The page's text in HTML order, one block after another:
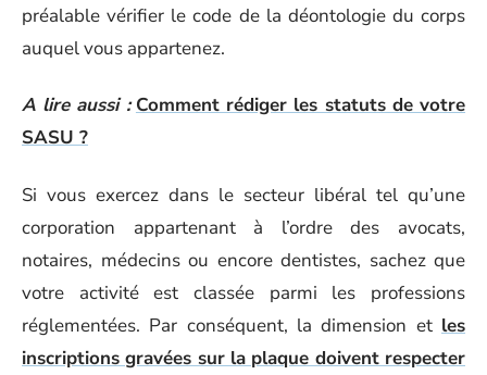
préalable vérifier le code de la déontologie du corps
auquel vous appartenez.
A lire aussi : Comment rédiger les statuts de votre
SASU ?
Si vous exercez dans le secteur libéral tel qu’une
corporation appartenant à l’ordre des avocats,
notaires, médecins ou encore dentistes, sachez que
votre activité est classée parmi les professions
réglementées. Par conséquent, la dimension et les
inscriptions gravées sur la plaque doivent respecter